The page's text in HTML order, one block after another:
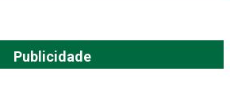
Publicidade